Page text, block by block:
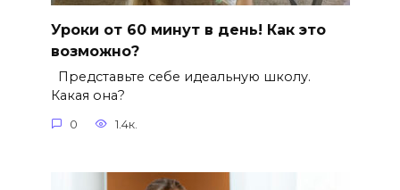
Уроки от 60 минут в день! Как это
возможно?
Представьте себе идеальную школу.
Какая она?
0 1.4к.